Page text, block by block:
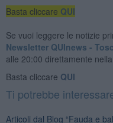
Basta cliccare QUI
Se vuoi leggere le notizie
Newsletter QUInews -
alle 20:00 direttamente
Basta cliccare QUI
Ti potrebbe
Articoli dal Blog “Fauda e